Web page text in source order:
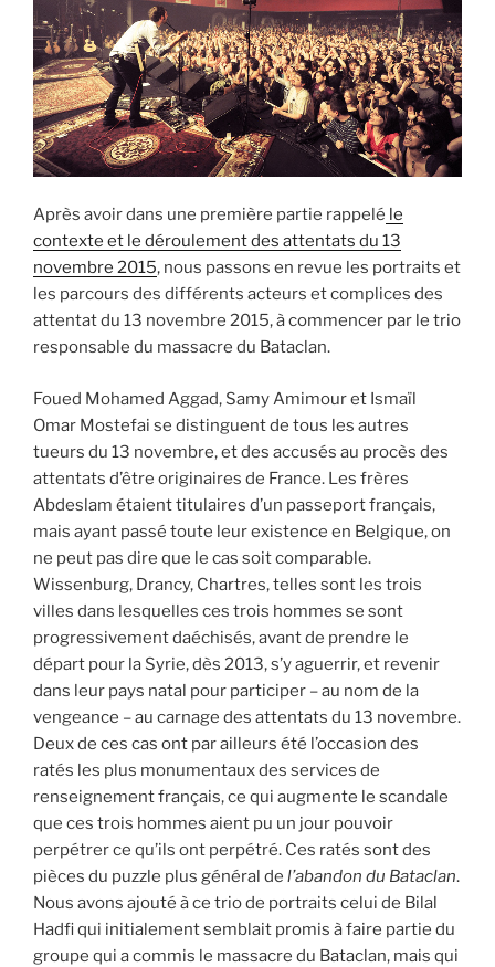
Après avoir dans une première partie rappelé le
contexte et le déroulement des attentats du 13
novembre 2015, nous passons en revue les portraits et
les parcours des différents acteurs et complices des
attentat du 13 novembre 2015, à commencer par le trio
responsable du massacre du Bataclan.
Foued Mohamed Aggad, Samy Amimour et Ismaïl
Omar Mostefai se distinguent de tous les autres
tueurs du 13 novembre, et des accusés au procès des
attentats d’être originaires de France. Les frères
Abdeslam étaient titulaires d’un passeport français,
mais ayant passé toute leur existence en Belgique, on
ne peut pas dire que le cas soit comparable.
Wissenburg, Drancy, Chartres, telles sont les trois
villes dans lesquelles ces trois hommes se sont
progressivement daéchisés, avant de prendre le
départ pour la Syrie, dès 2013, s’y aguerrir, et revenir
dans leur pays natal pour participer – au nom de la
vengeance – au carnage des attentats du 13 novembre.
Deux de ces cas ont par ailleurs été l’occasion des
ratés les plus monumentaux des services de
renseignement français, ce qui augmente le scandale
que ces trois hommes aient pu un jour pouvoir
perpétrer ce qu’ils ont perpétré. Ces ratés sont des
pièces du puzzle plus général de l’abandon du Bataclan.
Nous avons ajouté à ce trio de portraits celui de Bilal
Hadfi qui initialement semblait promis à faire partie du
groupe qui a commis le massacre du Bataclan, mais qui